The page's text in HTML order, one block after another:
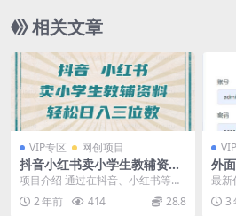
相关文章
VIP专区 网创项目
抖音小红书卖小学生教辅资
料，一个月利润1W+，操作简
单，小白也能轻松日入3位数
项目介绍 通过在抖音、小红书等平
台，发布教辅资料相关的内容，吸
引家长关注，然后把...
2 年前 414 28.8
外
号
现）
最新
（
名备
3